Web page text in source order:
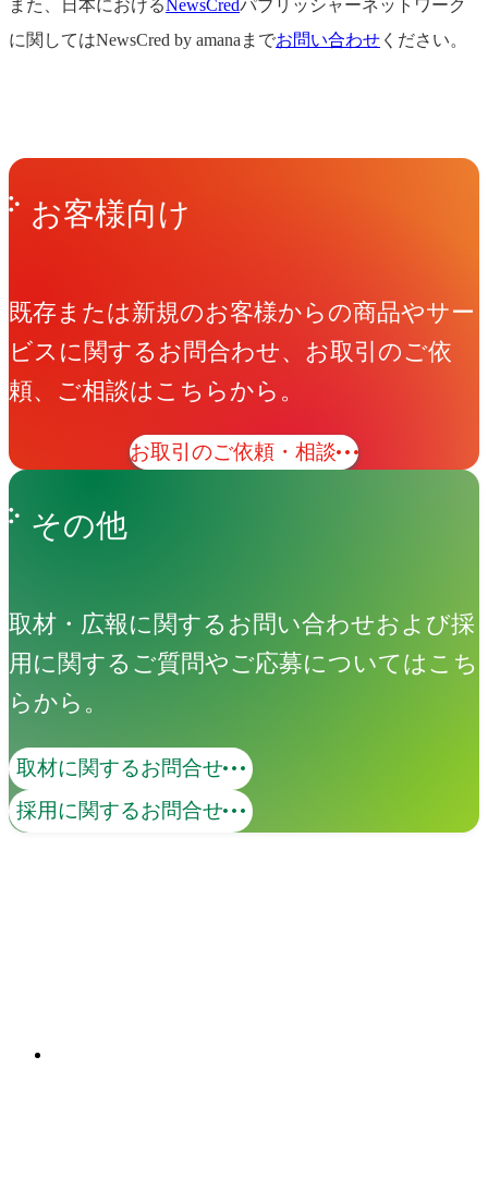
また、日本におけるNewsCredパブリッシャーネットワーク
に関してはNewsCred by amanaまでお問い合わせ ください。
Get in Touchお問い合わせ
お客様向け
既存または新規のお客様からの商品やサー
ビスに関するお問合わせ、お取引のご依
頼、ご相談はこちらから。
お取引のご依頼・相談
その他
取材・広報に関するお問い合わせおよび採
用に関するご質問やご応募についてはこち
らから。
取材に関するお問合せ
採用に関するお問合せ
関連ソリューション
コンテンツマーケティング